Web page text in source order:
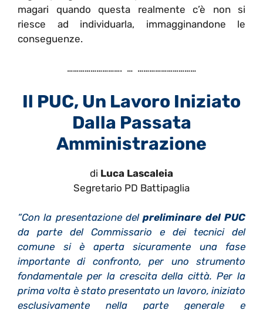
magari quando questa realmente c’è non si
riesce ad individuarla, immagginandone le
conseguenze.
………………………. … …………………………
Il PUC, Un Lavoro Iniziato
Dalla Passata
Amministrazione
di Luca Lascaleia
Segretario PD Battipaglia
“Con la presentazione delpreliminare del PUC
da parte del Commissario e dei tecnici del
comune si è aperta sicuramente una fase
importante di confronto, per uno strumento
fondamentale per la crescita della città. Per la
prima volta è stato presentato un lavoro, iniziato
esclusivamente nella parte generale e